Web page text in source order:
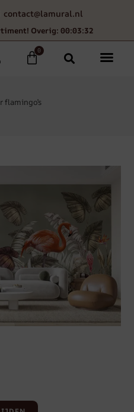
contact@lamural.nl
Overig: 00:03:31
0
flamingo’s